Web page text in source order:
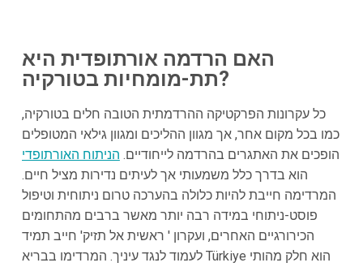
האם הרדמה אורתופדית היא
תת-מומחיות בטורקיה?
כל עקרונות הפרקטיקה ההרדמתית הטובה חלים בטורקיה,
כמו בכל מקום אחר, אך מגוון ההליכים ומגוון גילאי המטופלים
הופכים את האתגרים בהרדמה לייחודיים. הניתוח האורתופדי
הוא בדרך כלל משמעותי אך לעיתים נדירות מציל חיים.
המרדימה חייבת להיות כלולה בהערכה טרום ניתוחית וטיפול
פוסט-ניתוחי במידה רבה יותר מאשר ברבים מהתחומים
הכירורגיים האחרים, ועקרון ' ראשית אל תזיק' חייב תמיד
לעמוד לנגד עיניך. המרדימו בבריא Türkiye הוא חלק מהותי